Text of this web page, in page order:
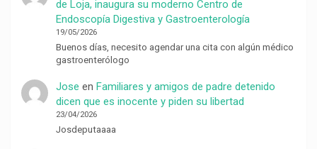
de Loja, inaugura su moderno Centro de
Endoscopía Digestiva y Gastroenterología
19/05/2026
Buenos días, necesito agendar una cita con algún médico
gastroenterólogo
Jose en Familiares y amigos de padre detenido
dicen que es inocente y piden su libertad
23/04/2026
Josdeputaaaa